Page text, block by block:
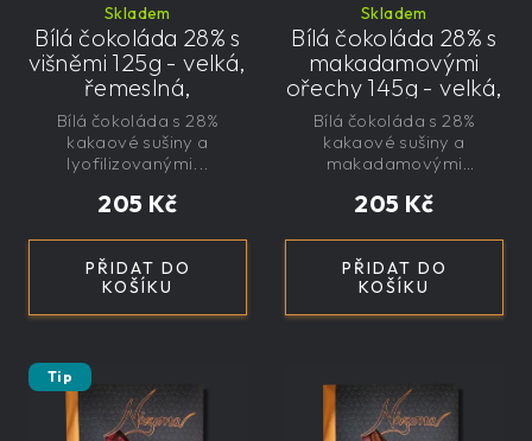
Skladem
Bílá čokoláda 28% s
višněmi 125g - velká,
řemeslná,
exkluzivní, dárková
205 Kč
PŘIDAT DO
KOŠÍKU
Bílá čokoláda s 28%
kakaové sušiny a
lyofilizovanými...
Skladem
Bílá čokoláda 28% s
makadamovými
ořechy 145g - velká,
řemeslná,
exkluzivní, dárková
205 Kč
PŘIDAT DO
KOŠÍKU
Bílá čokoláda s 28%
kakaové sušiny a
makadamovými
Tip